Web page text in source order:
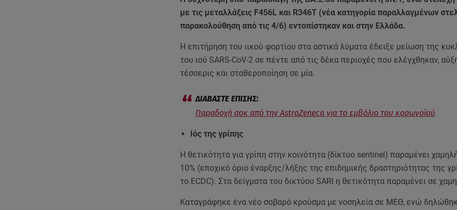
με τις μεταλλάξεις F456L και R346T (νέα κατηγορία παραλλαγμένων
παρακολούθηση από τις 4/6) εντοπίστηκαν και στην Ελλάδα.
Η επιτήρηση του ιικού φορτίου στα αστικά λύματα έδειξε μείωση της
του ιού SARS-CoV-2 σε πέντε από τις δέκα περιοχές που ελέγχθηκαν,
τέσσερις και σταθεροποίηση σε μία.
Παραδοχή σοκ από την AstraZeneca για το εμβόλιο του κορωνοϊού
Ιός της γρίπης
Η θετικότητα για γρίπη στην κοινότητα (δίκτυο sentinel) παραμένει
10% (εποχικό όριο έναρξης/λήξης της επιδημικής δραστηριότητας της
το ECDC). Στα δείγματα του δικτύου SARI η θετικότητα παραμένει σε
Καταγράφηκε ένα νέο σοβαρό κρούσμα με νοσηλεία σε ΜΕΘ, ενώ